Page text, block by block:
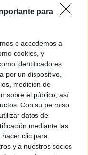
para
o accedemos a
cookies, y
identificadores
por un dispositivo,
medición de
sobre el público, así
Con su permiso,
datos de
mediante las
clic para
y a nuestros socios
de "inaceptables"
Sánchez
Cookies